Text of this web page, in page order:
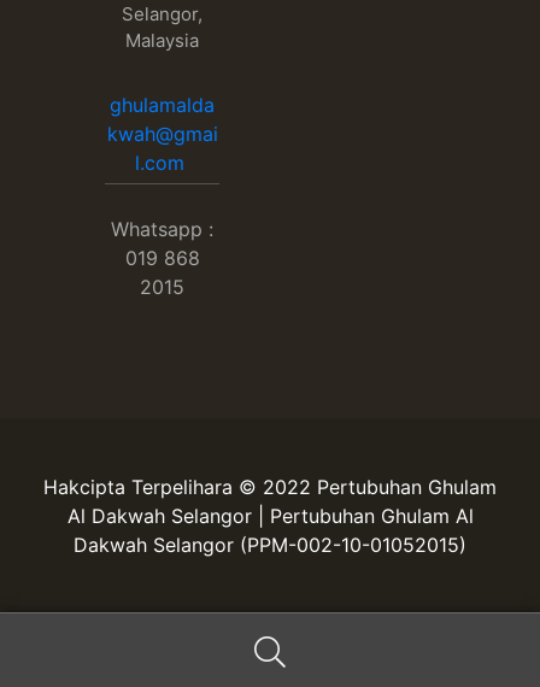
Selangor,
Malaysia
ghulamalda
kwah@gmai
l.com
Whatsapp :
019 868
2015
Hakcipta Terpelihara © 2022 Pertubuhan Ghulam
Al Dakwah Selangor | Pertubuhan Ghulam Al
Dakwah Selangor (PPM-002-10-01052015)